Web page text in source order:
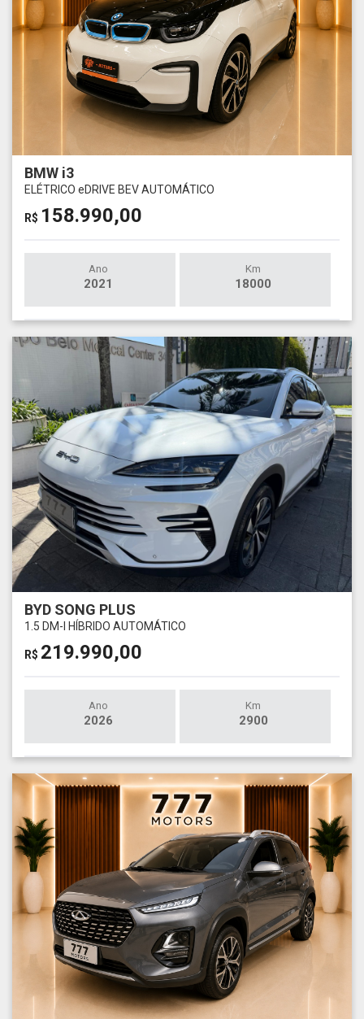
BMW i3
ELÉTRICO eDRIVE BEV AUTOMÁTICO
R$ 158.990,00
Ano
2021
Km
18000
BYD SONG PLUS
1.5 DM-I HÍBRIDO AUTOMÁTICO
R$ 219.990,00
Ano
2026
Km
2900